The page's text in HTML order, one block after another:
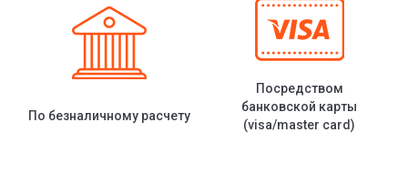
По безналичному расчету
Посредством
банковской карты
(visa/master card)